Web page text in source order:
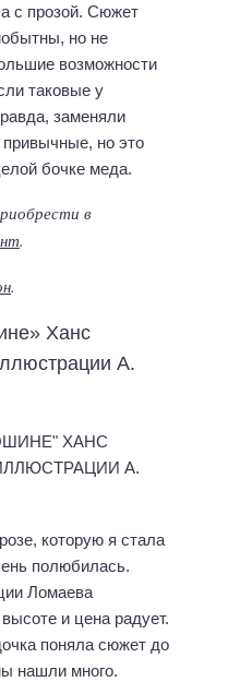
с прозой. Сюжет
но не
возможности
таковые у
заменяли
но это
бочке меда.
в
.
.
Ханс
А.
которую я стала
полюбилась.
Ломаева
и цена радует.
поняла сюжет до
нашли много.